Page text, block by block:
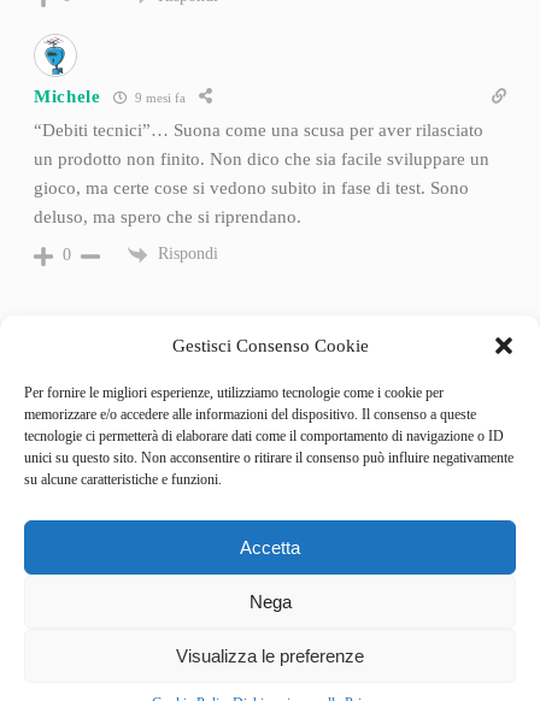
Gestisci Consenso Cookie
Per fornire le migliori esperienze, utilizziamo tecnologie come i cookie per
memorizzare e/o accedere alle informazioni del dispositivo. Il consenso a queste
tecnologie ci permetterà di elaborare dati come il comportamento di navigazione o ID
unici su questo sito. Non acconsentire o ritirare il consenso può influire negativamente
su alcune caratteristiche e funzioni.
Accetta
Nega
Visualizza le preferenze
Michele 9 mesi fa
“Debiti tecnici”… Suona come una scusa per aver rilasciato
un prodotto non finito. Non dico che sia facile sviluppare un
gioco, ma certe cose si vedono subito in fase di test. Sono
deluso, ma spero che si riprendano.
0 Rispondi
Categories
GameSpotlight
News